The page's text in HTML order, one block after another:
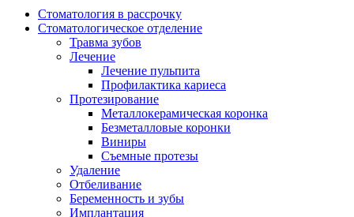
Стоматология в рассрочку
Стоматологическое отделение
Травма зубов
Лечение
Лечение пульпита
Профилактика кариеса
Протезирование
Металлокерамическая коронка
Безметалловые коронки
Виниры
Съемные протезы
Удаление
Отбеливание
Беременность и зубы
Имплантация